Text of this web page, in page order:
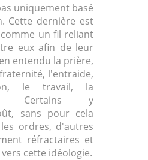
uniquement basé
Cette dernière est
un fil reliant
eux afin de leur
entendu la prière,
l'entraide,
le travail, la
Certains y
sans pour cela
ordres, d'autres
réfractaires et
cette idéologie.